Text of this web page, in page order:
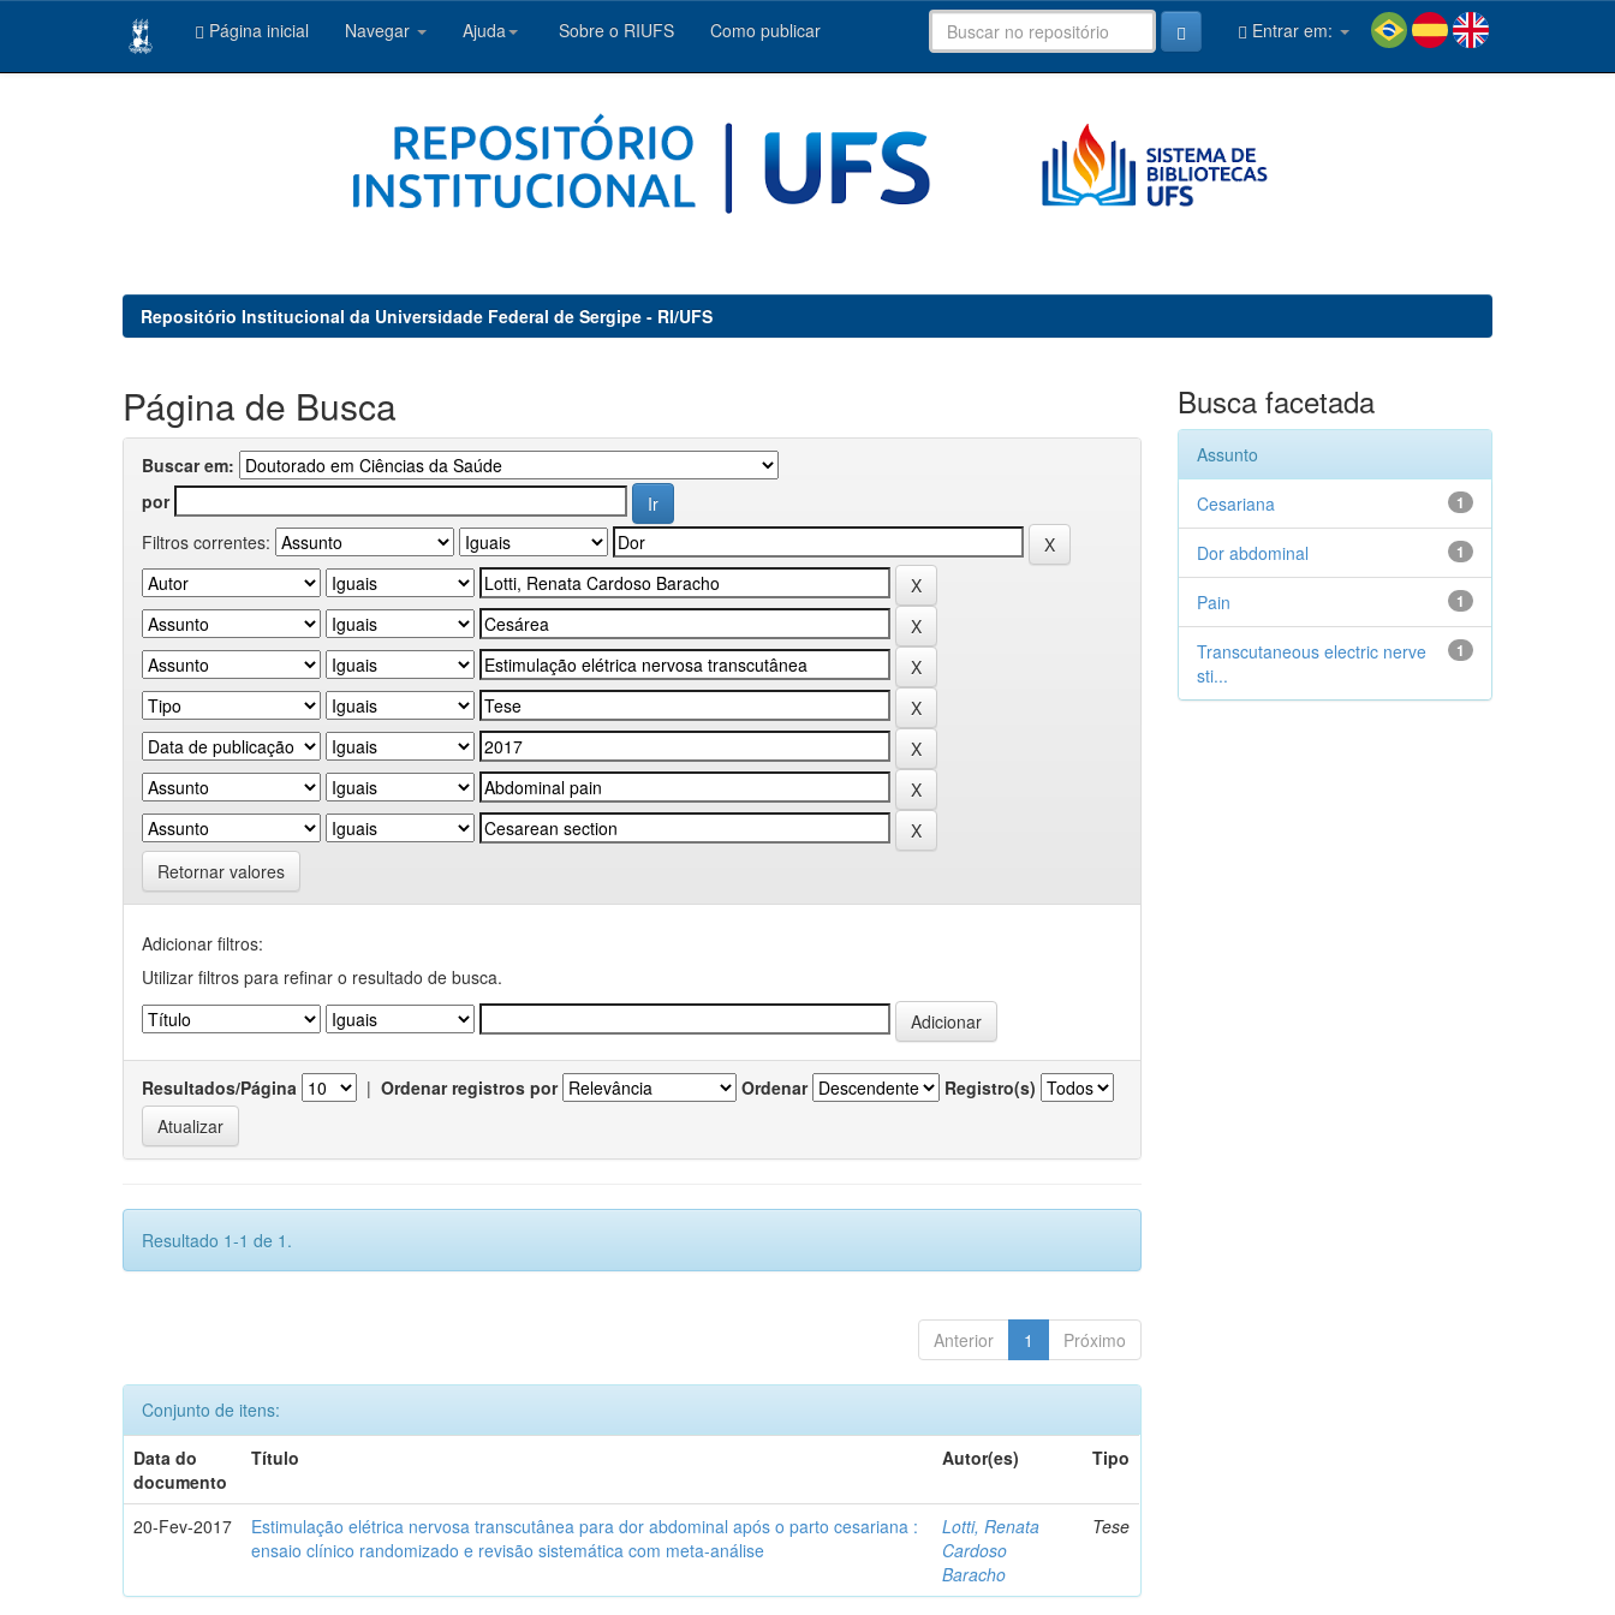
Página inicial Navegar Ajuda Sobre o RIUFS Como publicar Entrar em:
Repositório Institucional da Universidade Federal de Sergipe - RI/UFS
Página de Busca
Buscar em:
por
Filtros correntes:
Retornar valores
Adicionar filtros:
Utilizar filtros para refinar o resultado de busca.
Resultados/Página | Ordenar registros por Ordenar Registro(s)
Resultado 1-1 de 1.
Anterior 1 Próximo
Conjunto de itens:
Data do
documento
Título Autor(es) Tipo
20-Fev-2017
Estimulação elétrica nervosa transcutânea para dor abdominal após o parto cesariana :
ensaio clínico randomizado e revisão sistemática com meta-análise
Lotti, Renata
Cardoso
Baracho
Tese
Busca facetada
Assunto
1
Cesariana
1
Dor abdominal
1
Pain
1
Transcutaneous electric nerve
sti...